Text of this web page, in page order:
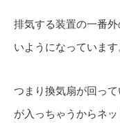
排気する装置の一番
いようになっています
つまり換気扇が回っ
が入っちゃうからネ